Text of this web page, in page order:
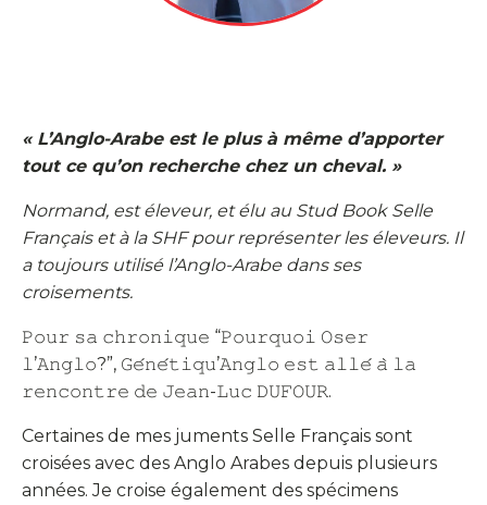
« L’Anglo-Arabe est le plus à même d’apporter
tout ce qu’on recherche chez un cheval. »
Normand, est éleveur, et élu au Stud Book Selle
Français et à la SHF pour représenter les éleveurs. Il
a toujours utilisé l’Anglo-Arabe dans ses
croisements.
𝙿𝚘𝚞𝚛 𝚜𝚊 𝚌𝚑𝚛𝚘𝚗𝚒𝚚𝚞𝚎 “𝙿𝚘𝚞𝚛𝚚𝚞𝚘𝚒 𝙾𝚜𝚎𝚛
𝚕’𝙰𝚗𝚐𝚕𝚘?”, 𝙶𝚎́𝚗𝚎́𝚝𝚒𝚚𝚞’𝙰𝚗𝚐𝚕𝚘 𝚎𝚜𝚝 𝚊𝚕𝚕𝚎́ 𝚊̀ 𝚕𝚊
𝚛𝚎𝚗𝚌𝚘𝚗𝚝𝚛𝚎 𝚍𝚎 𝙹𝚎𝚊𝚗-𝙻𝚞𝚌 𝙳𝚄𝙵𝙾𝚄𝚁.
Certaines de mes juments Selle Français sont
croisées avec des Anglo Arabes depuis plusieurs
années. Je croise également des spécimens